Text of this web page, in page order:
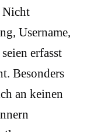
Nicht
Username,
erfasst
Besonders
an keinen